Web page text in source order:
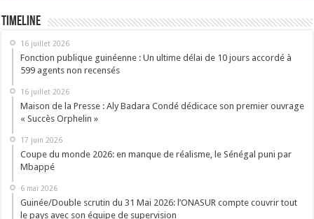
Timeline
16 juillet 2026
Fonction publique guinéenne : Un ultime délai de 10 jours accordé à
599 agents non recensés
16 juillet 2026
Maison de la Presse : Aly Badara Condé dédicace son premier ouvrage
« Succès Orphelin »
17 juin 2026
Coupe du monde 2026: en manque de réalisme, le Sénégal puni par
Mbappé
6 mai 2026
Guinée/Double scrutin du 31 Mai 2026: l’ONASUR compte couvrir tout
le pays avec son équipe de supervision